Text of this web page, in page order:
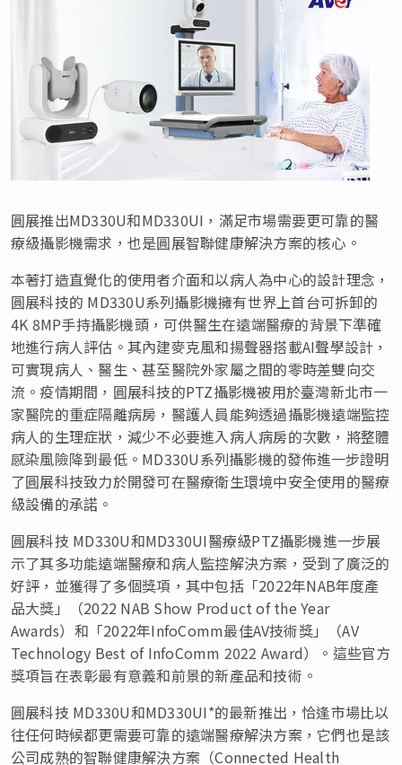
圓展推出MD330U和MD330UI，滿足市場需要更可靠的醫
療級攝影機需求，也是圓展智聯健康解決方案的核心。
本著打造直覺化的使用者介面和以病人為中心的設計理念，
圓展科技的 MD330U系列攝影機擁有世界上首台可拆卸的
4K 8MP手持攝影機頭，可供醫生在遠端醫療的背景下準確
地進行病人評估。其內建麥克風和揚聲器搭載AI聲學設計，
可實現病人、醫生、甚至醫院外家屬之間的零時差雙向交
流。疫情期間，圓展科技的PTZ攝影機被用於臺灣新北市一
家醫院的重症隔離病房，醫護人員能夠透過攝影機遠端監控
病人的生理症狀，減少不必要進入病人病房的次數，將整體
感染風險降到最低。MD330U系列攝影機的發佈進一步證明
了圓展科技致力於開發可在醫療衛生環境中安全使用的醫療
級設備的承諾。
圓展科技 MD330U和MD330UI醫療級PTZ攝影機進一步展
示了其多功能遠端醫療和病人監控解決方案，受到了廣泛的
好評，並獲得了多個獎項，其中包括「2022年NAB年度產
品大獎」（2022 NAB Show Product of the Year
Awards）和「2022年InfoComm最佳AV技術獎」（AV
Technology Best of InfoComm 2022 Award）。這些官方
獎項旨在表彰最有意義和前景的新產品和技術。
圓展科技 MD330U和MD330UI*的最新推出，恰逢市場比以
往任何時候都更需要可靠的遠端醫療解決方案，它們也是該
公司成熟的智聯健康解決方案（Connected Health